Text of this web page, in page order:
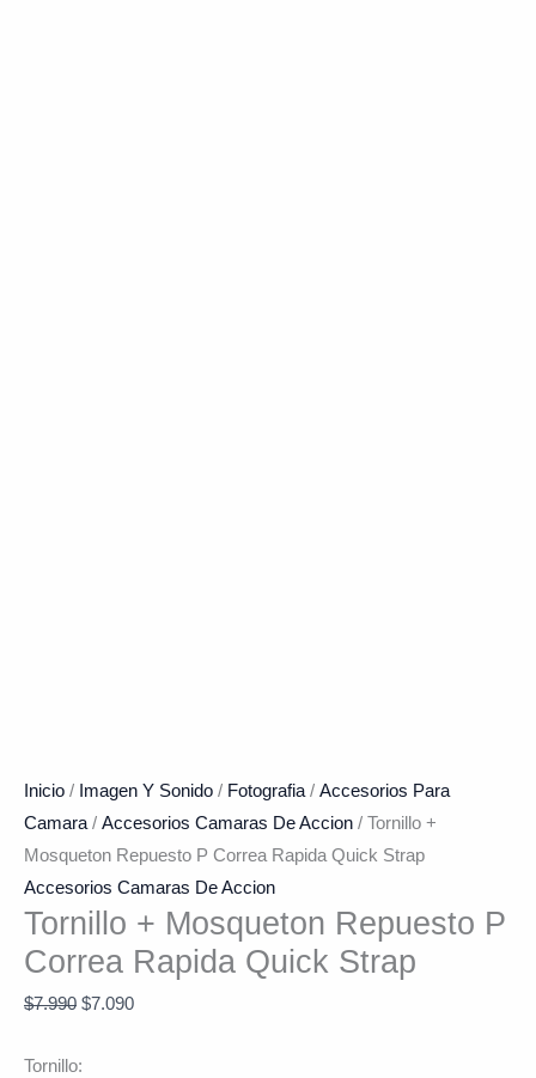
Inicio / Imagen Y Sonido / Fotografia/ Accesorios Para
Camara/ Accesorios Camaras De Accion / Tornillo +
Mosqueton Repuesto P Correa Rapida Quick Strap
Accesorios Camaras De Accion
Tornillo + Mosqueton Repuesto P
Correa Rapida Quick Strap
$7.990 $7.090
Tornillo: